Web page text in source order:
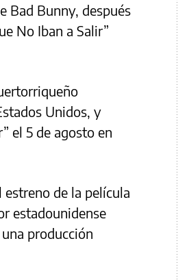
Bad Bunny, después
No Iban a Salir”
Unidos, y
el 5 de agosto en
estreno de la película
estadounidense
producción